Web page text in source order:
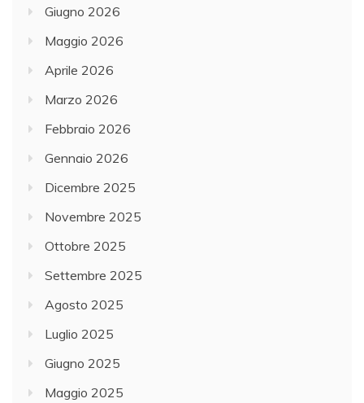
Giugno 2026
Maggio 2026
Aprile 2026
Marzo 2026
Febbraio 2026
Gennaio 2026
Dicembre 2025
Novembre 2025
Ottobre 2025
Settembre 2025
Agosto 2025
Luglio 2025
Giugno 2025
Maggio 2025